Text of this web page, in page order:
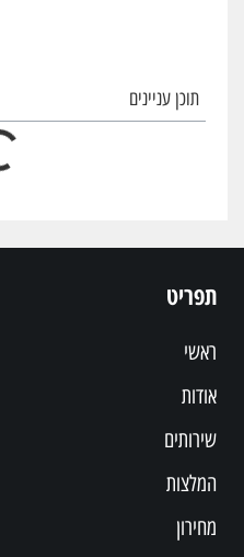
תוכן עניינים
תפריט
ראשי
אודות
שירותים
המלצות
מחירון